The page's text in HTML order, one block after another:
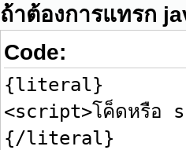
ถ้าต้องการแทรก
Code:
{literal}
<script>โค็ดหรือ
{/literal}